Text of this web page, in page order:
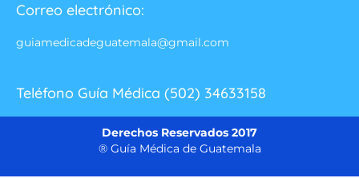
Correo electrónico:
guiamedicadeguatemala@gmail.com
Teléfono Guía Médica (502) 34633158
Derechos Reservados 2017
® Guía Médica de Guatemala